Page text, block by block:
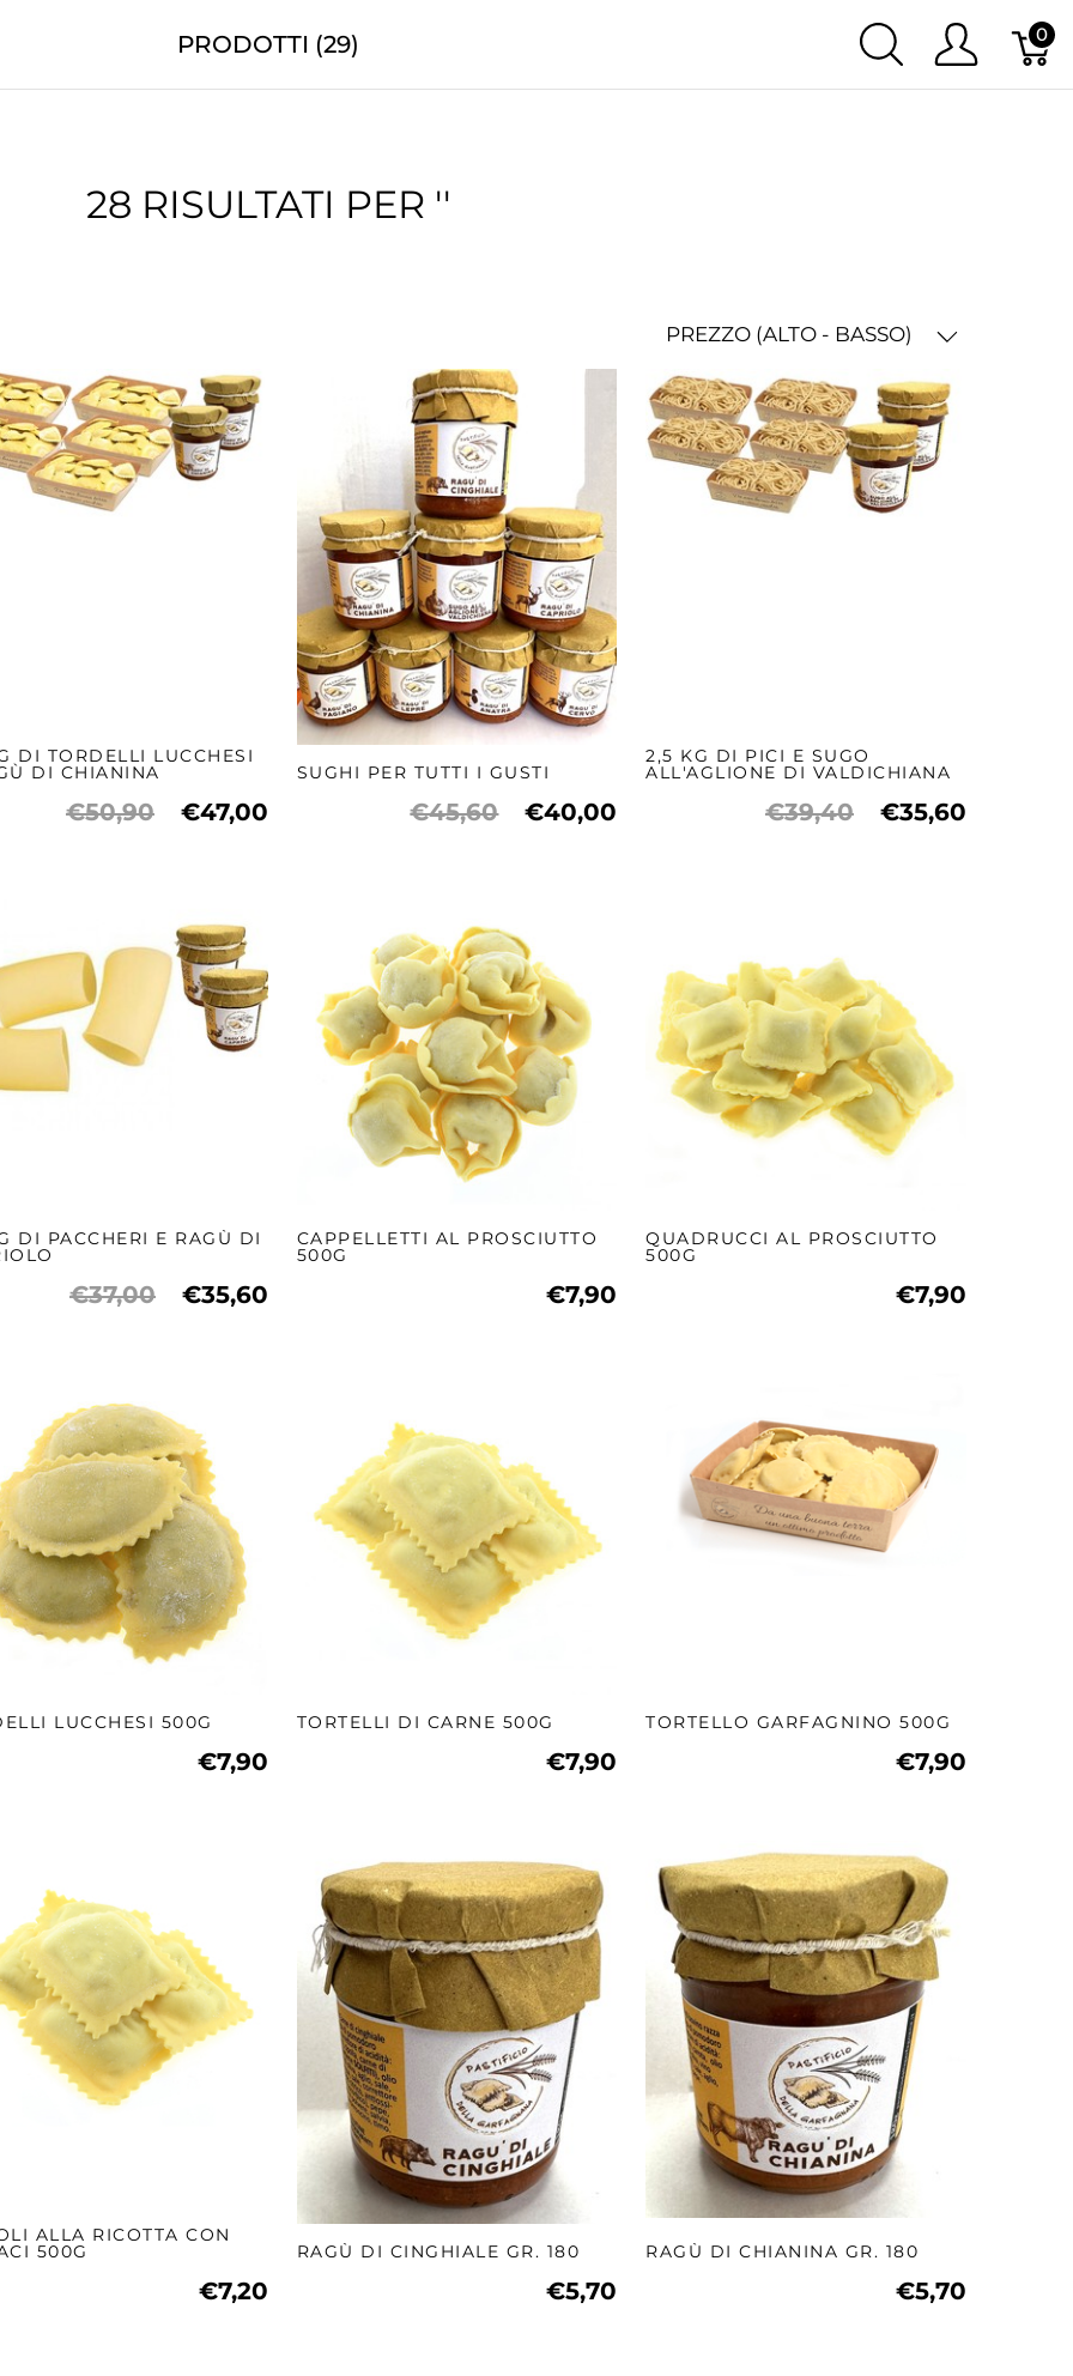
PRODOTTI (29) 0
28 RISULTATI PER ''
PREZZO (ALTO - BASSO)
DI TORDELLI LUCCHESI
DI CHIANINA
€50,90 €47,00
SUGHI PER TUTTI I GUSTI
€45,60 €40,00
2,5 KG DI PICI E SUGO
ALL'AGLIONE DI VALDICHIANA
€39,40 €35,60
DI PACCHERI E RAGÙ DI
€37,00 €35,60
CAPPELLETTI AL PROSCIUTTO
500G
€7,90
QUADRUCCI AL PROSCIUTTO
500G
€7,90
LUCCHESI 500G
€7,90
TORTELLI DI CARNE 500G
€7,90
TORTELLO GARFAGNINO 500G
€7,90
ALLA RICOTTA CON
500G
€7,20
RAGÙ DI CINGHIALE GR. 180
€5,70
RAGÙ DI CHIANINA GR. 180
€5,70